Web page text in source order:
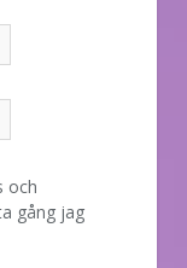
och
gång jag